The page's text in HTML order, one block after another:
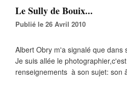
Le Sully de Bouix...
Publié le 26 Avril 2010
Albert Obry m'a signalé que dans
Je suis allée le
renseignements à son sujet: son